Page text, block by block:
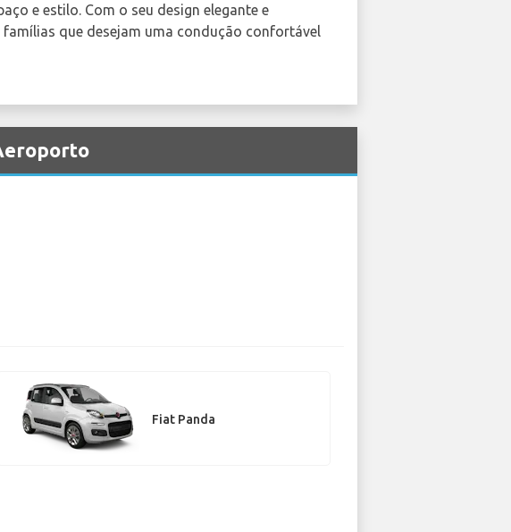
e estilo. Com o seu design elegante e
que desejam uma condução confortável
Fiat Panda